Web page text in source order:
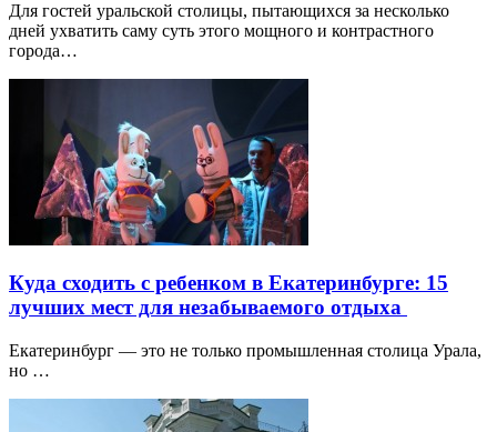
Для гостей уральской столицы, пытающихся за несколько
дней ухватить саму суть этого мощного и контрастного
города…
Куда сходить с ребенком в Екатеринбурге: 15
лучших мест для незабываемого отдыха
Екатеринбург — это не только промышленная столица Урала,
но …